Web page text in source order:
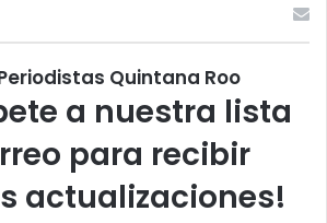
Quintana Roo
a nuestra lista
para recibir
actualizaciones!